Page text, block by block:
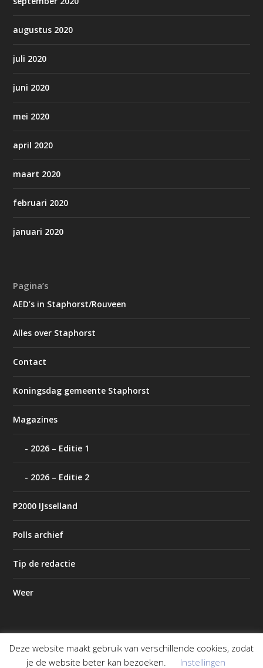
augustus 2020
juli 2020
juni 2020
mei 2020
april 2020
maart 2020
februari 2020
januari 2020
Pagina’s
AED’s in Staphorst/Rouveen
Alles over Staphorst
Contact
Koningsdag gemeente Staphorst
Magazines
2026 – Editie 1
2026 – Editie 2
P2000 IJsselland
Polls archief
Tip de redactie
Weer
Ontworpen doorElegant Themes | Mogelijk gemaakt door
Deze website maakt gebruik van verschillende cookies, zodat
je de website beter kan bezoeken.
Instellingen